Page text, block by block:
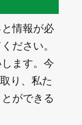
情報が必
ださい。
ます。今
り、私た
ができる